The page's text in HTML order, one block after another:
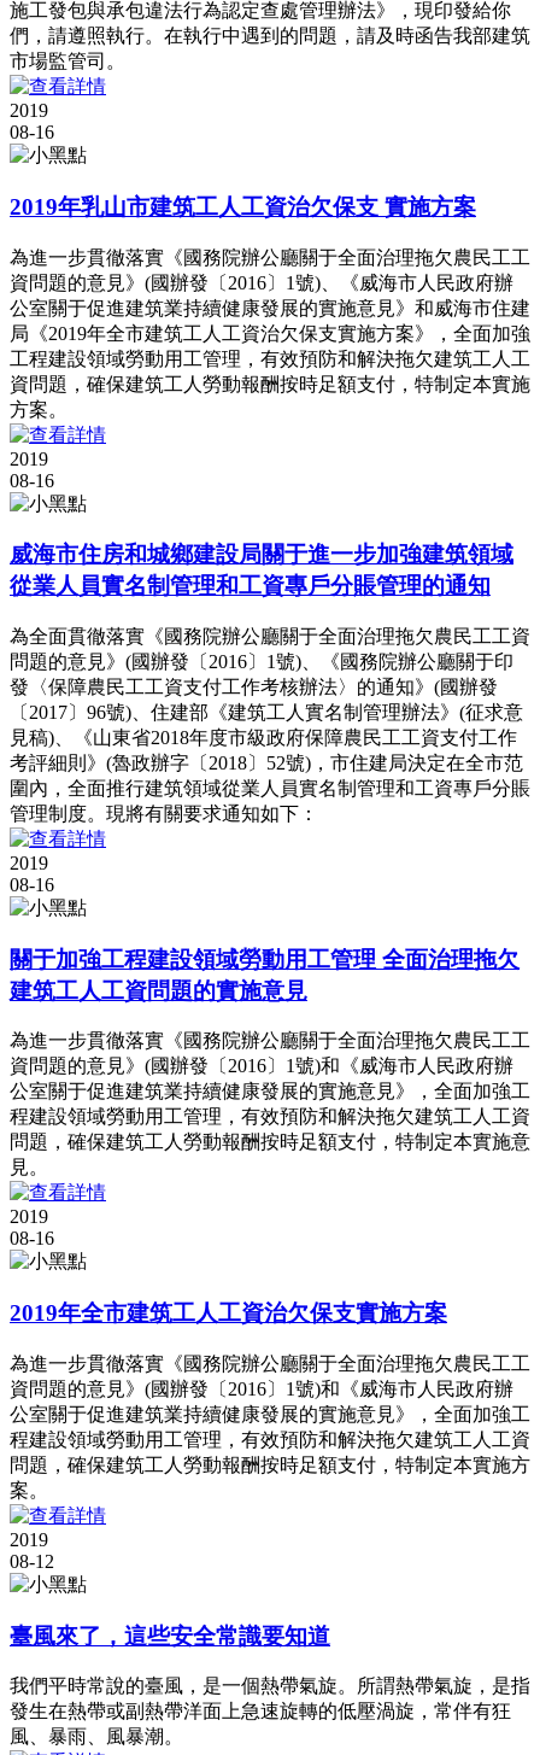
施工發包與承包違法行為認定查處管理辦法》，現印發給你
們，請遵照執行。在執行中遇到的問題，請及時函告我部建筑
市場監管司。
2019
08-16
2019年乳山市建筑工人工資治欠保支 實施方案
為進一步貫徹落實《國務院辦公廳關于全面治理拖欠農民工工
資問題的意見》(國辦發〔2016〕1號)、《威海市人民政府辦
公室關于促進建筑業持續健康發展的實施意見》和威海市住建
局《2019年全市建筑工人工資治欠保支實施方案》，全面加強
工程建設領域勞動用工管理，有效預防和解決拖欠建筑工人工
資問題，確保建筑工人勞動報酬按時足額支付，特制定本實施
方案。
2019
08-16
威海市住房和城鄉建設局關于進一步加強建筑領域
從業人員實名制管理和工資專戶分賬管理的通知
為全面貫徹落實《國務院辦公廳關于全面治理拖欠農民工工資
問題的意見》(國辦發〔2016〕1號)、《國務院辦公廳關于印
發〈保障農民工工資支付工作考核辦法〉的通知》(國辦發
〔2017〕96號)、住建部《建筑工人實名制管理辦法》(征求意
見稿)、《山東省2018年度市級政府保障農民工工資支付工作
考評細則》(魯政辦字〔2018〕52號)，市住建局決定在全市范
圍內，全面推行建筑領域從業人員實名制管理和工資專戶分賬
管理制度。現將有關要求通知如下：
2019
08-16
關于加強工程建設領域勞動用工管理 全面治理拖欠
建筑工人工資問題的實施意見
為進一步貫徹落實《國務院辦公廳關于全面治理拖欠農民工工
資問題的意見》(國辦發〔2016〕1號)和《威海市人民政府辦
公室關于促進建筑業持續健康發展的實施意見》，全面加強工
程建設領域勞動用工管理，有效預防和解決拖欠建筑工人工資
問題，確保建筑工人勞動報酬按時足額支付，特制定本實施意
見。
2019
08-16
2019年全市建筑工人工資治欠保支實施方案
為進一步貫徹落實《國務院辦公廳關于全面治理拖欠農民工工
資問題的意見》(國辦發〔2016〕1號)和《威海市人民政府辦
公室關于促進建筑業持續健康發展的實施意見》，全面加強工
程建設領域勞動用工管理，有效預防和解決拖欠建筑工人工資
問題，確保建筑工人勞動報酬按時足額支付，特制定本實施方
案。
2019
08-12
臺風來了，這些安全常識要知道
我們平時常說的臺風，是一個熱帶氣旋。所謂熱帶氣旋，是指
發生在熱帶或副熱帶洋面上急速旋轉的低壓渦旋，常伴有狂
風、暴雨、風暴潮。